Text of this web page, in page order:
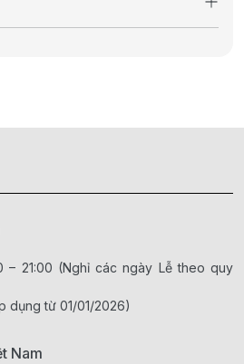
– 21:00 (Nghỉ các ngày Lễ theo quy
dụng từ 01/01/2026)
Nam